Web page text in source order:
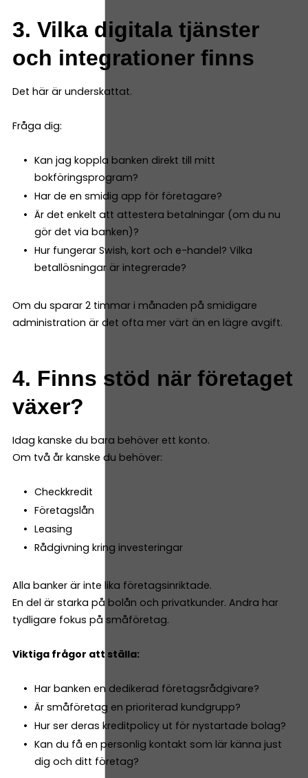
3. Vilka digitala tjänster
och integrationer finns
Det här är underskattat.
Fråga dig:
Kan jag koppla banken direkt till mitt
bokföringsprogram?
Har de en smidig app för företagare?
Är det enkelt att attestera betalningar (om du nu
gör det via banken)?
Hur fungerar Swish, kort och e-handel? Vilka
betallösningar är integrerade?
Om du sparar 2 timmar i månaden på smidigare
administration är det ofta mer värt än en lägre avgift.
4. Finns stöd när företaget
växer?
Idag kanske du bara behöver ett konto.
Om två år kanske du behöver:
Checkkredit
Företagslån
Leasing
Rådgivning kring investeringar
Alla banker är inte lika företagsinriktade.
En del är starka på bolån och privatkunder. Andra har
tydligare fokus på småföretag.
Viktiga frågor att ställa:
Har banken en dedikerad företagsrådgivare?
Är småföretag en prioriterad kundgrupp?
Hur ser deras kreditpolicy ut för nystartade bolag?
Kan du få en personlig kontakt som lär känna just
dig och ditt företag?